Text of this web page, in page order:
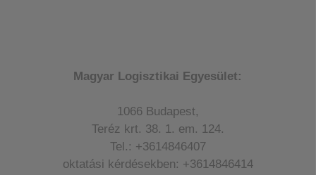
Magyar Logisztikai Egyesület:
1066 Budapest,
Teréz krt. 38. 1. em. 124.
Tel.: +3614846407
oktatási kérdésekben: +3614846414